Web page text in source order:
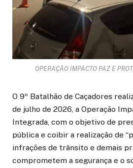
OPERAÇÃO IMPACTO PAZ E
O 9º Batalhão de Caçadores
de julho de 2026, a Operação
Integrada, com o objetivo de
pública e coibir a realização de
infrações de trânsito e demais
comprometem a segurança e o